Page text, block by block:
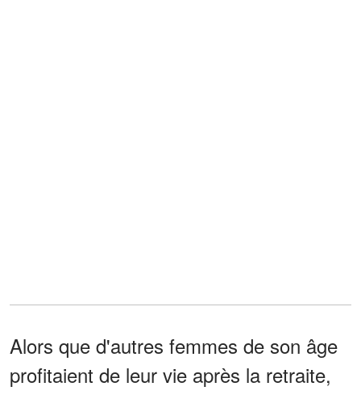
Alors que d'autres femmes de son âge
profitaient de leur vie après la retraite,